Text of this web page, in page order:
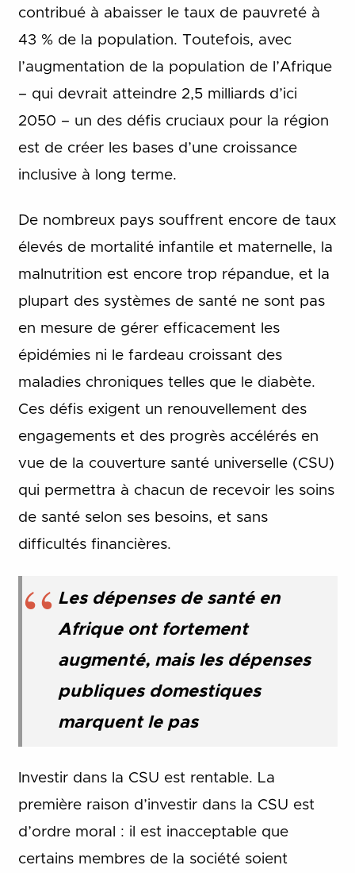
contribué à abaisser le taux de pauvreté à
43 % de la population. Toutefois, avec
l’augmentation de la population de l’Afrique
– qui devrait atteindre 2,5 milliards d’ici
2050 – un des défis cruciaux pour la région
est de créer les bases d’une croissance
inclusive à long terme.
De nombreux pays souffrent encore de taux
élevés de mortalité infantile et maternelle, la
malnutrition est encore trop répandue, et la
plupart des systèmes de santé ne sont pas
en mesure de gérer efficacement les
épidémies ni le fardeau croissant des
maladies chroniques telles que le diabète.
Ces défis exigent un renouvellement des
engagements et des progrès accélérés en
vue de la couverture santé universelle (CSU)
qui permettra à chacun de recevoir les soins
de santé selon ses besoins, et sans
difficultés financières.
Les dépenses de santé en
Afrique ont fortement
augmenté, mais les dépenses
publiques domestiques
marquent le pas
Investir dans la CSU est rentable. La
première raison d’investir dans la CSU est
d’ordre moral : il est inacceptable que
certains membres de la société soient